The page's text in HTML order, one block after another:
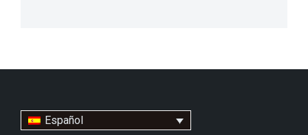
Español